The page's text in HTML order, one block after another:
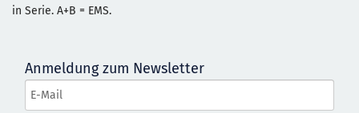
in Serie. A+B = EMS.
Anmeldung zum Newsletter